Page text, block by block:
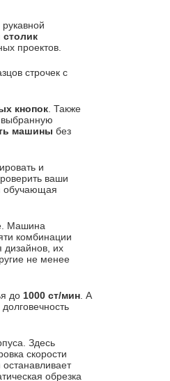
проектов.
строчек с
кнопок . Также
выбранную
машины без
и
ваши
обучающая
Машина
комбинации
дизайнов, их
не менее
до 1000 ст/мин . А
Здесь
скорости
обрезка